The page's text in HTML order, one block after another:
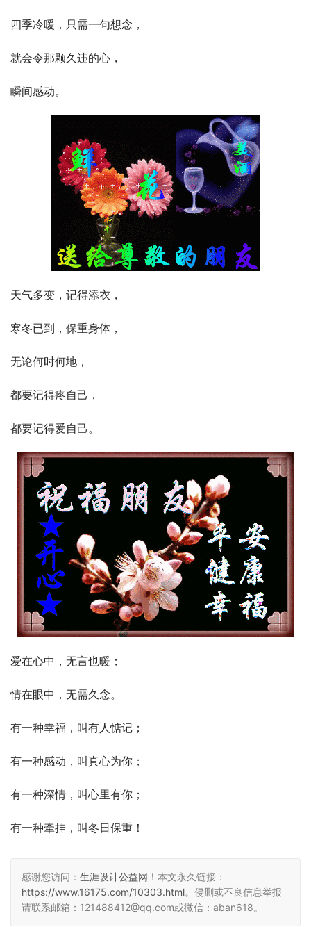
四季冷暖，只需一句想念，
就会令那颗久违的心，
瞬间感动。
天气多变，记得添衣，
寒冬已到，保重身体，
无论何时何地，
都要记得疼自己，
都要记得爱自己。
爱在心中，无言也暖；
情在眼中，无需久念。
有一种幸福，叫有人惦记；
有一种感动，叫真心为你；
有一种深情，叫心里有你；
有一种牵挂，叫冬日保重！
感谢您访问： 生涯设计公益网 ！本文永久链接：
https://www.16175.com/10303.html。侵删或不良信息举报
请联系邮箱：121488412@qq.com或微信：aban618。